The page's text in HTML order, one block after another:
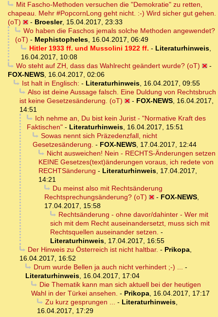
Mit Fascho-Methoden versuchen die "Demokratie" zu retten,
chapeau. Mehr #PopcornLong geht nicht. :-) Wird sicher gut gehen.
(oT)
- Broesler, 15.04.2017, 23:33
Wo haben die Faschos jemals solche Methoden angewendet?
(oT) - Mephistopheles, 16.04.2017, 06:49
Hitler 1933 ff. und Mussolini 1922 ff. - Literaturhinweis,
16.04.2017, 10:08
Wo steht auf ZH, dass das Wahlrecht geändert wurde? (oT)
-
FOX-NEWS, 16.04.2017, 02:06
Ist halt in Englisch: - Literaturhinweis, 16.04.2017, 09:55
Also ist deine Aussage falsch. Eine Duldung von Rechtsbruch
ist keine Gesetzesänderung. (oT)
- FOX-NEWS, 16.04.2017,
14:51
Ich nehme an, Du bist kein Jurist - "Normative Kraft des
Faktischen" - Literaturhinweis, 16.04.2017, 15:51
Sowas nennt sich Präzedenzfall, nicht
Gesetzesänderung. - FOX-NEWS, 17.04.2017, 12:44
Nicht ausweichen! Nein - RECHTS-Änderungen setzen
KEINE Gesetzes(text)änderungen voraus, ich redete von
RECHTSänderung - Literaturhinweis, 17.04.2017,
14:21
Du meinst also mit Rechtsänderung
Rechtsprechungsänderung? (oT)
- FOX-NEWS,
17.04.2017, 15:58
Rechtsänderung - ohne davor/dahinter - Wer mit
sich mit dem Recht auseinandersetzt, muss sich mit
Rechtsquellen auseinander setzen. -
Literaturhinweis, 17.04.2017, 16:55
Der Hinweis zu Österreich ist nicht haltbar. - Prikopa,
16.04.2017, 16:52
Drum wurde Bellen ja auch nicht verhindert ;-) ... -
Literaturhinweis, 16.04.2017, 17:04
Die Thematik kann man sich aktuell bei der heutigen
Wahl in der Türkei ansehen. - Prikopa, 16.04.2017, 17:17
Zu kurz gesprungen ... - Literaturhinweis,
16.04.2017, 17:29